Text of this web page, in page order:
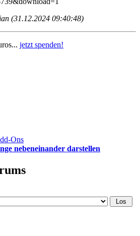
(31.12.2024 09:40:48)
jetzt spenden!
Ons
nebeneinander darstellen